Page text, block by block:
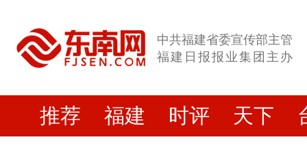
中共福建省委宣传部主管
福建日报报业集团主办
推荐 福建 时评 天下